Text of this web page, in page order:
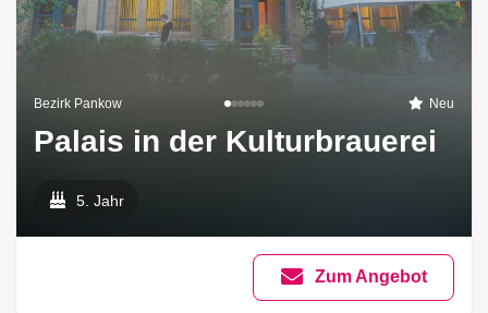
Bezirk Pankow Neu
Palais in der Kulturbrauerei
5. Jahr
Zum Angebot